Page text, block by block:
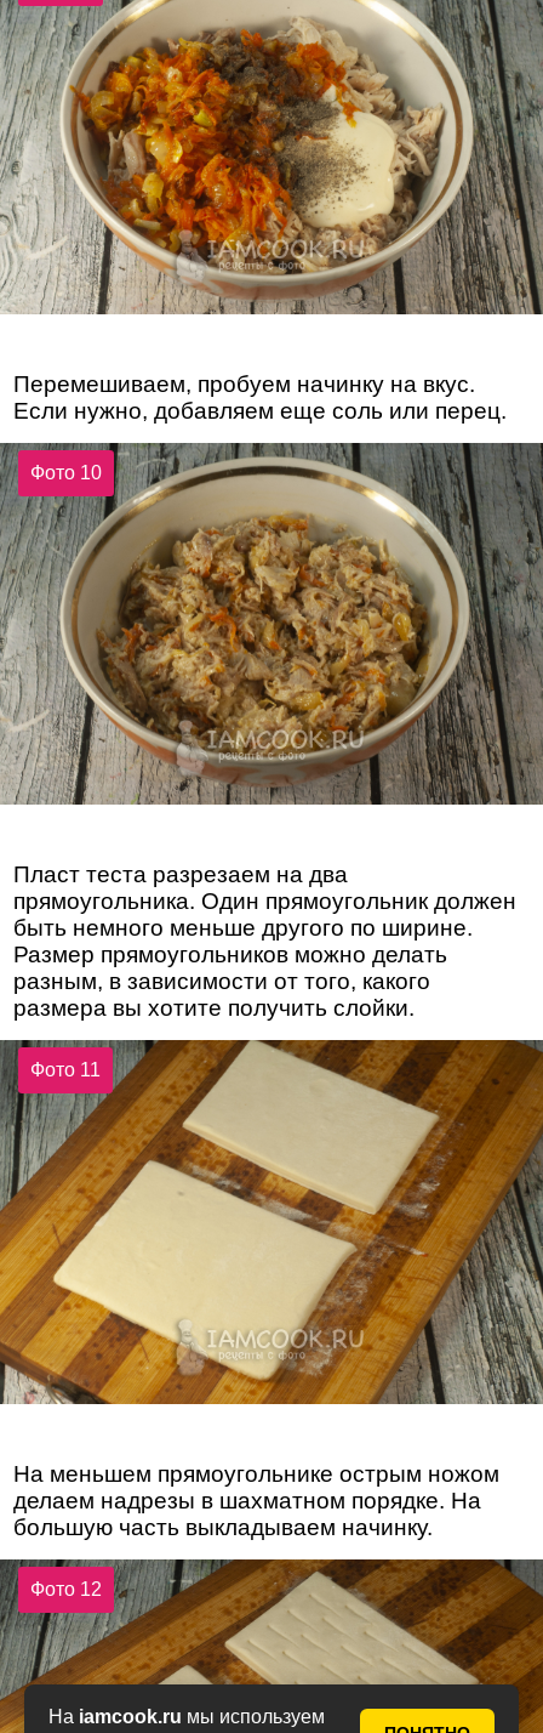
На iamcook.ru мы используем
Перемешиваем, пробуем начинку на вкус.
Если нужно, добавляем еще соль или перец.
Фото 10
Пласт теста разрезаем на два
прямоугольника. Один прямоугольник должен
быть немного меньше другого по ширине.
Размер прямоугольников можно делать
разным, в зависимости от того, какого
размера вы хотите получить слойки.
Фото 11
На меньшем прямоугольнике острым ножом
делаем надрезы в шахматном порядке. На
большую часть выкладываем начинку.
Фото 12